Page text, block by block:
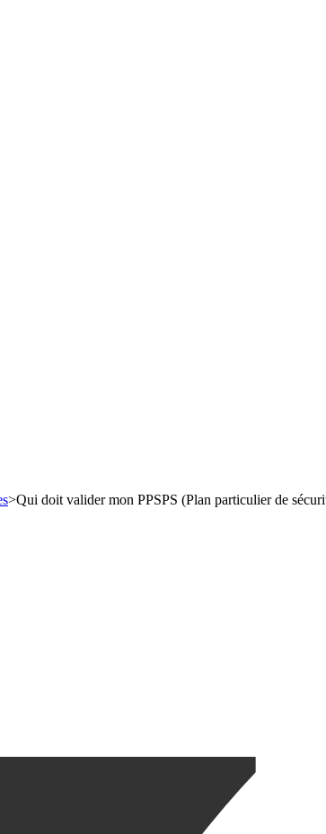
>Qui doit valider mon PPSPS (Plan particulier de